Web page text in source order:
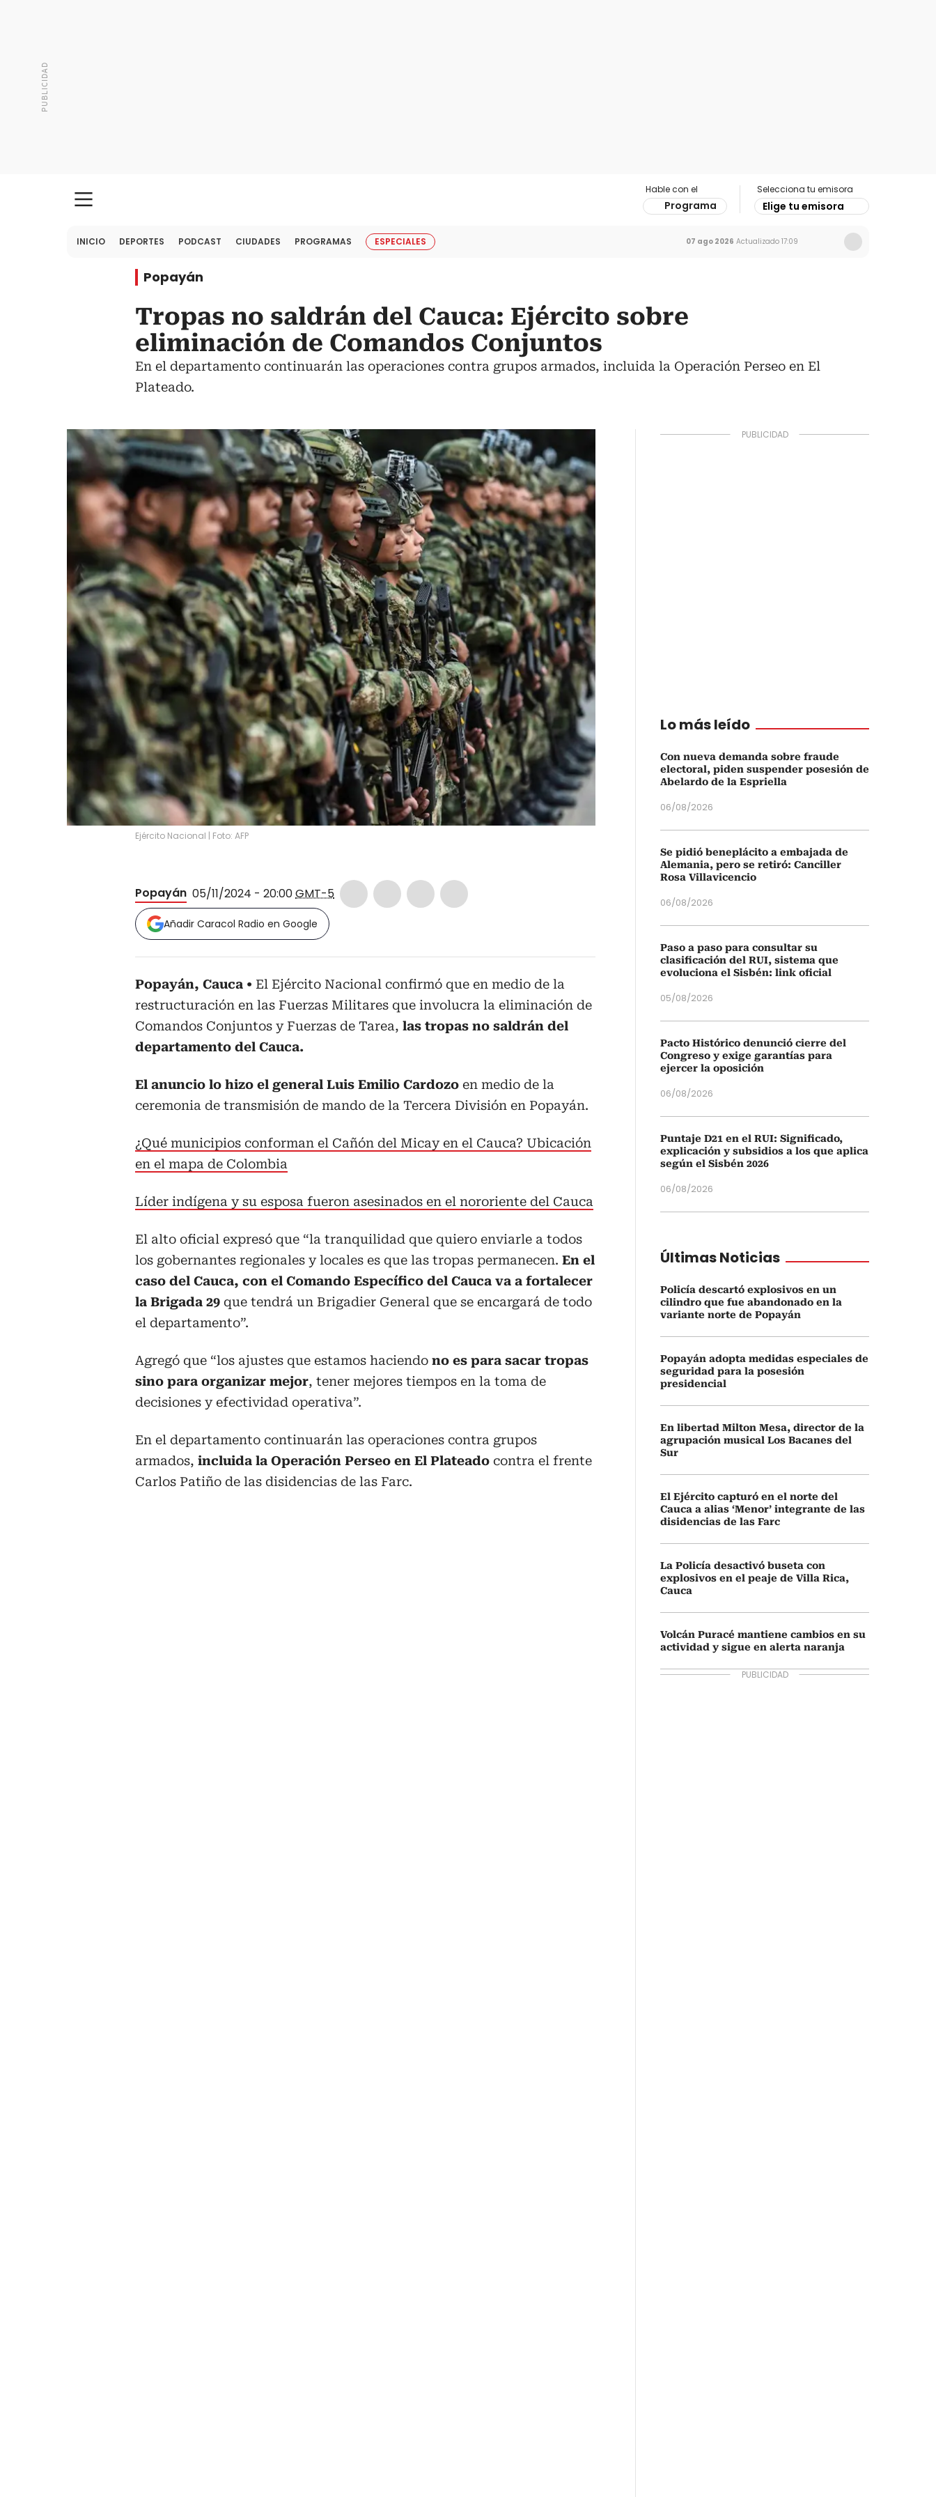
Hable con el
Programa
Selecciona tu emisora
Elige tu emisora
INICIO DEPORTES PODCAST CIUDADES PROGRAMAS ESPECIALES 07 ago 2026 Actualizado 17:09
Popayán
Tropas no saldrán del Cauca: Ejército sobre
eliminación de Comandos Conjuntos
En el departamento continuarán las operaciones contra grupos armados, incluida la Operación Perseo en El
Plateado.
Ejército Nacional | Foto: AFP
Popayán 05/11/2024 - 20:00GMT-5
Añadir Caracol Radio en Google
Popayán, Cauca
El Ejército Nacional confirmó que en medio de la
restructuración en las Fuerzas Militares que involucra la eliminación de
Comandos Conjuntos y Fuerzas de Tarea, las tropas no saldrán del
departamento del Cauca.
El anuncio lo hizo el general Luis Emilio Cardozo en medio de la
ceremonia de transmisión de mando de la Tercera División en Popayán.
¿Qué municipios conforman el Cañón del Micay en el Cauca? Ubicación
en el mapa de Colombia
Líder indígena y su esposa fueron asesinados en el nororiente del Cauca
El alto oficial expresó que “la tranquilidad que quiero enviarle a todos
los gobernantes regionales y locales es que las tropas permanecen. En el
caso del Cauca, con el Comando Específico del Cauca va a fortalecer
la Brigada 29 que tendrá un Brigadier General que se encargará de todo
el departamento”.
Agregó que “los ajustes que estamos haciendo no es para sacar tropas
sino para organizar mejor, tener mejores tiempos en la toma de
decisiones y efectividad operativa”.
En el departamento continuarán las operaciones contra grupos
armados, incluida la Operación Perseo en El Plateado contra el frente
Carlos Patiño de las disidencias de las Farc.
Lo más leído
Con nueva demanda sobre fraude
electoral, piden suspender posesión de
Abelardo de la Espriella
06/08/2026
Se pidió beneplácito a embajada de
Alemania, pero se retiró: Canciller
Rosa Villavicencio
06/08/2026
Paso a paso para consultar su
clasificación del RUI, sistema que
evoluciona el Sisbén: link oficial
05/08/2026
Pacto Histórico denunció cierre del
Congreso y exige garantías para
ejercer la oposición
06/08/2026
Puntaje D21 en el RUI: Significado,
explicación y subsidios a los que aplica
según el Sisbén 2026
06/08/2026
Últimas Noticias
Policía descartó explosivos en un
cilindro que fue abandonado en la
variante norte de Popayán
Popayán adopta medidas especiales de
seguridad para la posesión
presidencial
En libertad Milton Mesa, director de la
agrupación musical Los Bacanes del
Sur
El Ejército capturó en el norte del
Cauca a alias ‘Menor’ integrante de las
disidencias de las Farc
La Policía desactivó buseta con
explosivos en el peaje de Villa Rica,
Cauca
Volcán Puracé mantiene cambios en su
actividad y sigue en alerta naranja